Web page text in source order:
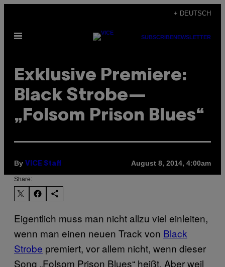
content
+ DEUTSCH
Open
SUBSCRIBENEWSLETTER
Exklusive Premiere:
Black Strobe—
„Folsom Prison Blues“
By VICE Staff August 8, 2014, 4:00am
Share:
Eigentlich muss man nicht allzu viel einleiten,
wenn man einen neuen Track von Black
Strobe premiert, vor allem nicht, wenn dieser
Song „Folsom Prison Blues“ heißt. Aber weil